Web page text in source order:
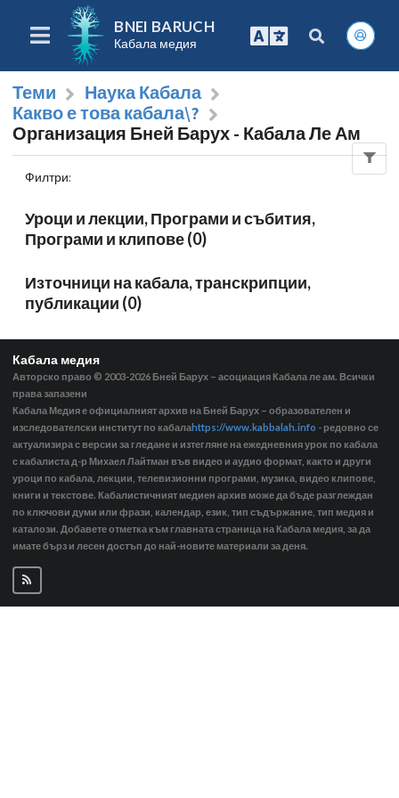
BNEI BARUCH
Кабала медия
Теми
Наука Кабала
Какво е това кабала\?
Организация Бней Барух - Кабала Ле Ам
Филтри:
Уроци и лекции, Програми и събития,
Програми и клипове (0)
Източници на кабала, транскрипции,
публикации (0)
Кабала медия
Авторско право © 2003-2026 Бней Барух – асоциация Кабала ле ам. Всички
права запазени
Кабала Медия е официалният архив на Бней Барух – образователен и
изследователски институт по кабалаhttps://www.kabbalah.info - редовно се
актуализира с версии за гледане и изтегляне на ежедневния урок по кабала
с кабалиста д-р Михаел Лайтман във видео и аудио формат, както и други
уроци по кабала, лекции, телевизионни програми, музика, видео клипове,
книги и текстове. Кабалистичният медиен архив може да бъде разглеждан
по ключови думи или фрази, календар, език, тип съдържание, тип медия и
каталози. Добавете отметка към главната страница на Кабала медия, за да
имате бърз и лесен достъп до най-новите материали за деня.